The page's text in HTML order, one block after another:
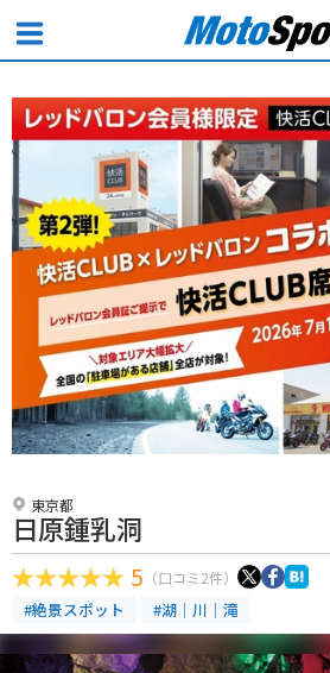
東京都
日原鍾乳洞
5 （口コミ2件）
#絶景スポット #湖｜川｜滝